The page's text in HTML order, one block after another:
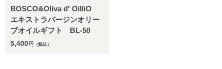
BOSCO&Oliva d' OilliO
エキストラバージンオリー
ブオイルギフト BL-50
5,400円 （税込）